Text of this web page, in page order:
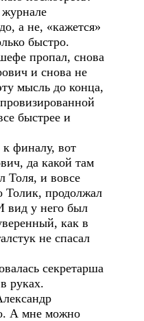
а не, «кажется»
быстро.
пропал, снова
и снова не
мысль до конца,
быстрее и
к финалу, вот
да какой там
Толя, и вовсе
Толик, продолжал
вид у него был
как в
не спасал
секретарша
руках.
А мне можно